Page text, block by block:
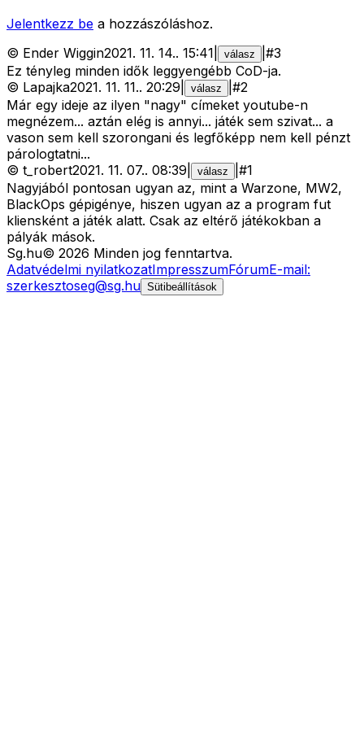
Jelentkezz be a hozzászóláshoz.
© Ender Wiggin2021. 11. 14.. 15:41 válasz #3
Ez tényleg minden idők leggyengébb CoD-ja.
© Lapajka2021. 11. 11.. 20:29 válasz #2
Már egy ideje az ilyen "nagy" címeket youtube-n
megnézem... aztán elég is annyi... játék sem szivat... a
vason sem kell szorongani és legfőképp nem kell pénzt
párologtatni...
© t_robert2021. 11. 07.. 08:39 válasz #1
Nagyjából pontosan ugyan az, mint a Warzone, MW2,
BlackOps gépigénye, hiszen ugyan az a program fut
kliensként a játék alatt. Csak az eltérő játékokban a
pályák mások.
Sg.hu© 2026 Minden jog fenntartva.
Adatvédelmi nyilatkozatImpresszumFórumE-mail:
szerkesztoseg@sg.hu Sütibeállítások